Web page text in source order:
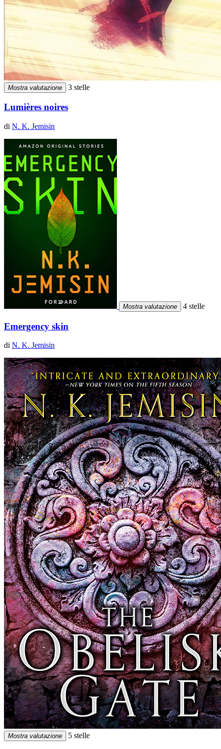
Mostra valutazione 3 stelle
Lumières noires
di N. K. Jemisin
Mostra valutazione 4 stelle
Emergency skin
di N. K. Jemisin
Mostra valutazione 5 stelle